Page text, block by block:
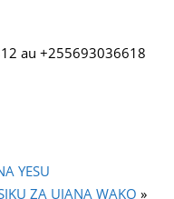
au +255693036618
YESU
ZA UJANA WAKO »